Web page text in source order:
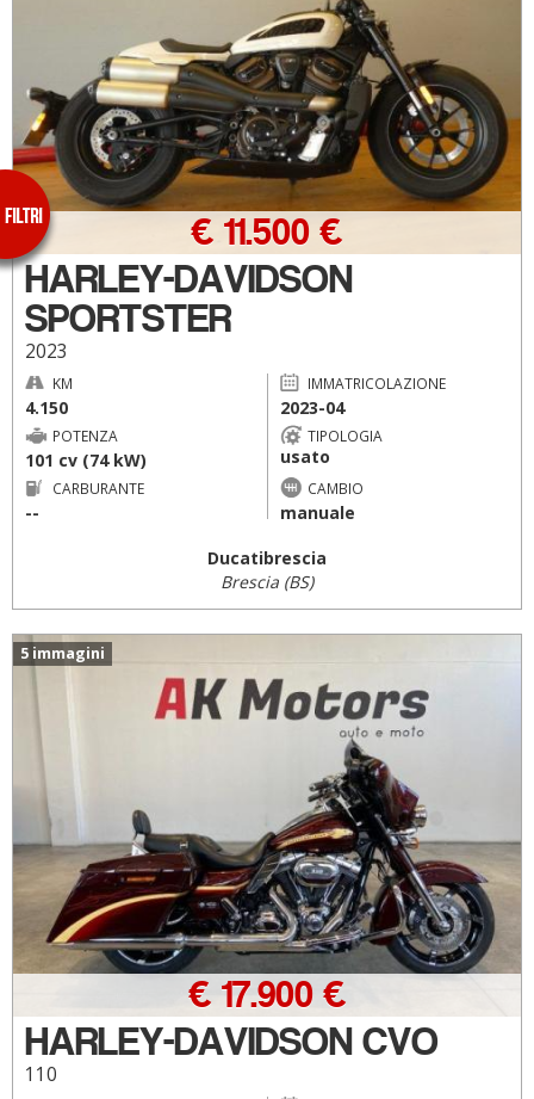
HARLEY-DAVIDSON
SPORTSTER
2023
€ 11.500 €
KM
4.150
IMMATRICOLAZIONE
2023-04
POTENZA
101 cv (74 kW)
TIPOLOGIA
usato
CARBURANTE
--
CAMBIO
manuale
Ducatibrescia
Brescia (BS)
5 immagini
HARLEY-DAVIDSON CVO
110
€ 17.900 €